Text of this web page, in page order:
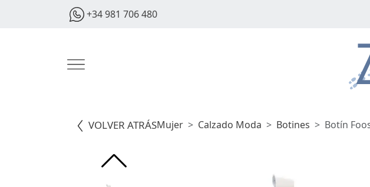
+34 981 706 480
VOLVER ATRÁSMujer Calzado Moda Botines Botín